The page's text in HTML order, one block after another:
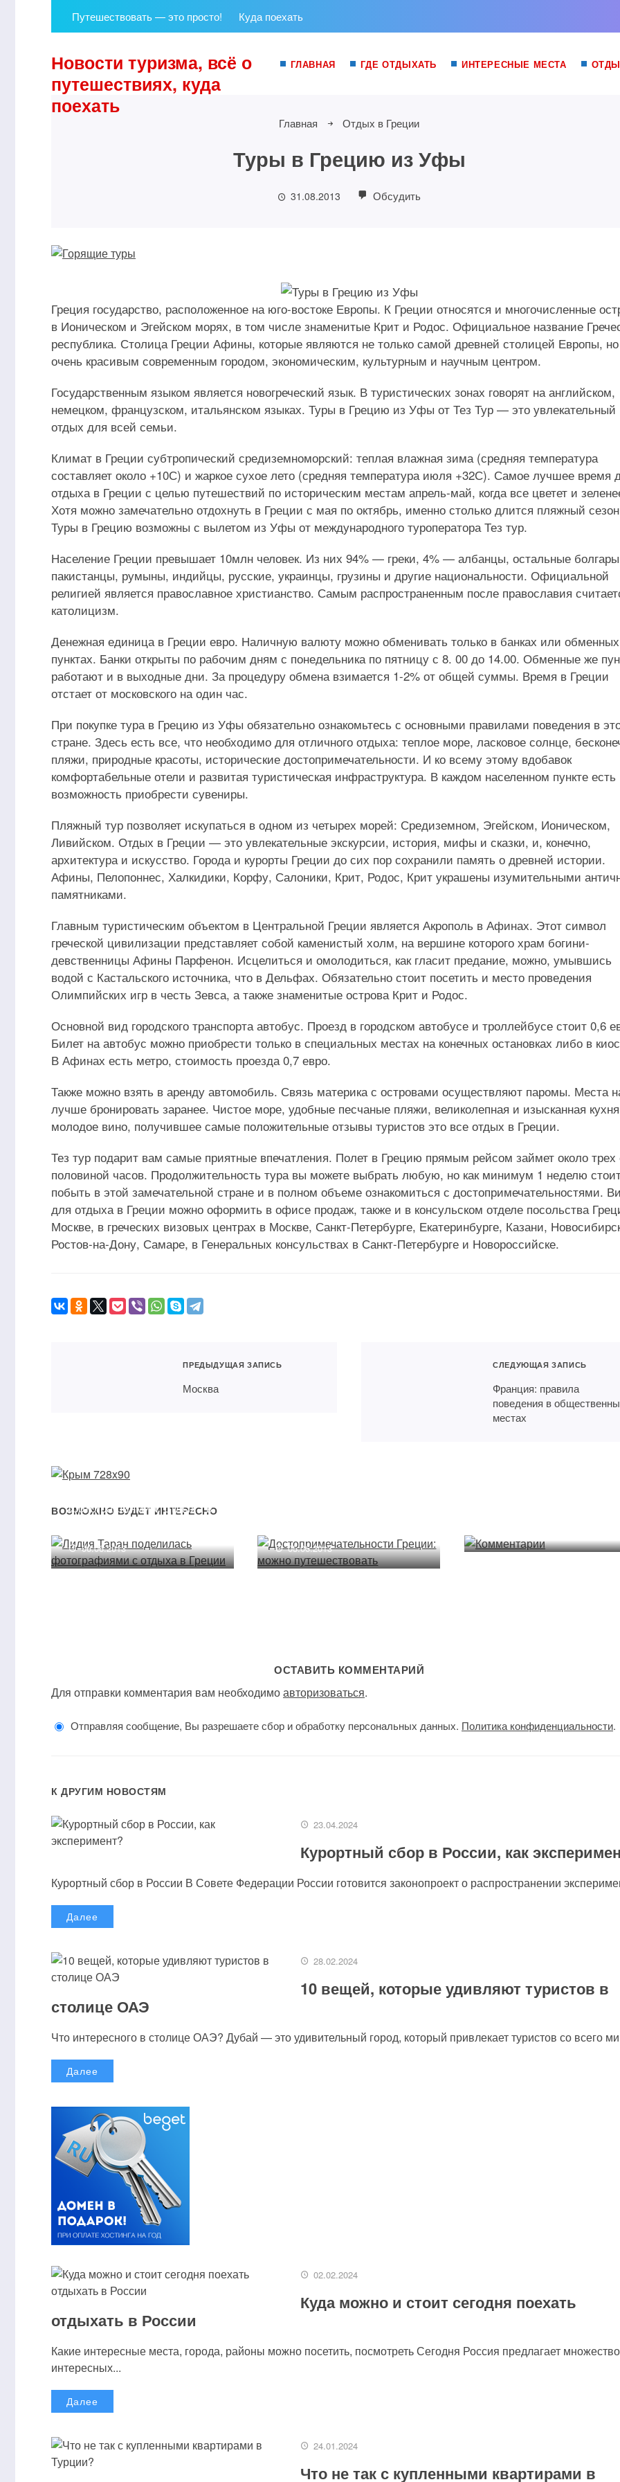
Путешествовать — это просто! Куда поехать
Новости туризма, всё о
путешествиях, куда
поехать
ГЛАВНАЯ ГДЕ ОТДЫХАТЬ ИНТЕРЕСНЫЕ МЕСТА
Главная Отдых в Греции
Туры в Грецию из Уфы
31.08.2013 Обсудить
Греция государство, расположенное на юго-востоке Европы. К Греции относятся и многочисленные
в Ионическом и Эгейском морях, в том числе знаменитые Крит и Родос. Официальное название
республика. Столица Греции Афины, которые являются не только самой древней столицей Европы,
очень красивым современным городом, экономическим, культурным и научным центром.
Государственным языком является новогреческий язык. В туристических зонах говорят на английском,
немецком, французском, итальянском языках. Туры в Грецию из Уфы от Тез Тур — это увлекательный
отдых для всей семьи.
Климат в Греции субтропический средиземноморский: теплая влажная зима (средняя температура
составляет около +10С) и жаркое сухое лето (средняя температура июля +32С). Самое лучшее время
отдыха в Греции с целью путешествий по историческим местам апрель-май, когда все цветет и
Хотя можно замечательно отдохнуть в Греции с мая по октябрь, именно столько длится пляжный
Туры в Грецию возможны с вылетом из Уфы от международного туроператора Тез тур.
Население Греции превышает 10млн человек. Из них 94% — греки, 4% — албанцы, остальные
пакистанцы, румыны, индийцы, русские, украинцы, грузины и другие национальности. Официальной
религией является православное христианство. Самым распространенным после православия
католицизм.
Денежная единица в Греции евро. Наличную валюту можно обменивать только в банках или обменных
пунктах. Банки открыты по рабочим дням с понедельника по пятницу с 8. 00 до 14.00. Обменные же
работают и в выходные дни. За процедуру обмена взимается 1-2% от общей суммы. Время в Греции
отстает от московского на один час.
При покупке тура в Грецию из Уфы обязательно ознакомьтесь с основными правилами поведения в
стране. Здесь есть все, что необходимо для отличного отдыха: теплое море, ласковое солнце,
пляжи, природные красоты, исторические достопримечательности. И ко всему этому вдобавок
комфортабельные отели и развитая туристическая инфраструктура. В каждом населенном пункте есть
возможность приобрести сувениры.
Пляжный тур позволяет искупаться в одном из четырех морей: Средиземном, Эгейском, Ионическом,
Ливийском. Отдых в Греции — это увлекательные экскурсии, история, мифы и сказки, и, конечно,
архитектура и искусство. Города и курорты Греции до сих пор сохранили память о древней истории.
Афины, Пелопоннес, Халкидики, Корфу, Салоники, Крит, Родос, Крит украшены изумительными
памятниками.
Главным туристическим объектом в Центральной Греции является Акрополь в Афинах. Этот символ
греческой цивилизации представляет собой каменистый холм, на вершине которого храм богини-
девственницы Афины Парфенон. Исцелиться и омолодиться, как гласит предание, можно, умывшись
водой с Кастальского источника, что в Дельфах. Обязательно стоит посетить и место проведения
Олимпийских игр в честь Зевса, а также знаменитые острова Крит и Родос.
Основной вид городского транспорта автобус. Проезд в городском автобусе и троллейбусе стоит 0,6
Билет на автобус можно приобрести только в специальных местах на конечных остановках либо в
В Афинах есть метро, стоимость проезда 0,7 евро.
Также можно взять в аренду автомобиль. Связь материка с островами осуществляют паромы. Места
лучше бронировать заранее. Чистое море, удобные песчаные пляжи, великолепная и изысканная
молодое вино, получившее самые положительные отзывы туристов это все отдых в Греции.
Тез тур подарит вам самые приятные впечатления. Полет в Грецию прямым рейсом займет около трех
половиной часов. Продолжительность тура вы можете выбрать любую, но как минимум 1 неделю
побыть в этой замечательной стране и в полном объеме ознакомиться с достопримечательностями.
для отдыха в Греции можно оформить в офисе продаж, также и в консульском отделе посольства
Москве, в греческих визовых центрах в Москве, Санкт-Петербурге, Екатеринбурге, Казани,
Ростов-на-Дону, Самаре, в Генеральных консульствах в Санкт-Петербурге и Новороссийске.
ПРЕДЫДУЩАЯ ЗАПИСЬ
Москва
СЛЕДУЮЩАЯ ЗАПИСЬ
Франция: правила
поведения в
местах
ВОЗМОЖНО БУДЕТ ИНТЕРЕСНО
фотографиями с отдыха в
06.06.2013 05.06.2013
ОСТАВИТЬ КОММЕНТАРИЙ
Для отправки комментария вам необходимоавторизоваться.
Отправляя сообщение, Вы разрешаете сбор и обработку персональных данных. Политика конфиденциальности.
К ДРУГИМ НОВОСТЯМ
23.04.2024
Курортный сбор в России, как
Курортный сбор в России В Совете Федерации России готовится законопроект о распространении
Далее
28.02.2024
10 вещей, которые удивляют туристов в
столице ОАЭ
Что интересного в столице ОАЭ? Дубай — это удивительный город, который привлекает туристов со всего
Далее
02.02.2024
Куда можно и стоит сегодня поехать
отдыхать в России
Какие интересные места, города, районы можно посетить, посмотреть Сегодня Россия предлагает множество
интересных...
Далее
24.01.2024
Что не так с купленными квартирами в